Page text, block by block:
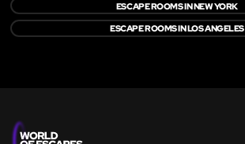
ESCAPE ROOMS IN NEW YORK
ESCAPE ROOMS IN LOS ANGELES